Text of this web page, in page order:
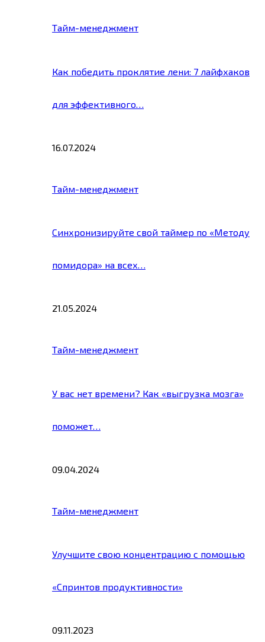
Тайм-менеджмент
Как победить проклятие лени: 7 лайфхаков
для эффективного…
16.07.2024
Тайм-менеджмент
Синхронизируйте свой таймер по «Методу
помидора» на всех…
21.05.2024
Тайм-менеджмент
У вас нет времени? Как «выгрузка мозга»
поможет…
09.04.2024
Тайм-менеджмент
Улучшите свою концентрацию с помощью
«Спринтов продуктивности»
09.11.2023